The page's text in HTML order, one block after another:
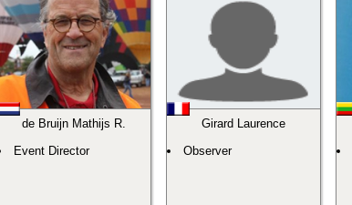
de Bruijn Mathijs R.
Event Director
Girard Laurence
Observer